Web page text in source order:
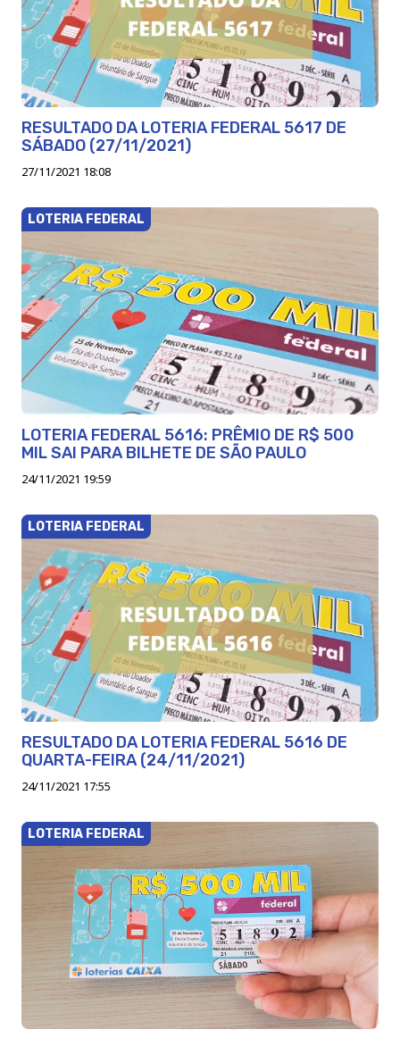
RESULTADO DA LOTERIA FEDERAL 5617 DE
SÁBADO (27/11/2021)
27/11/2021 18:08
LOTERIA FEDERAL
LOTERIA FEDERAL 5616: PRÊMIO DE R$ 500
MIL SAI PARA BILHETE DE SÃO PAULO
24/11/2021 19:59
LOTERIA FEDERAL
RESULTADO DA LOTERIA FEDERAL 5616 DE
QUARTA-FEIRA (24/11/2021)
24/11/2021 17:55
LOTERIA FEDERAL